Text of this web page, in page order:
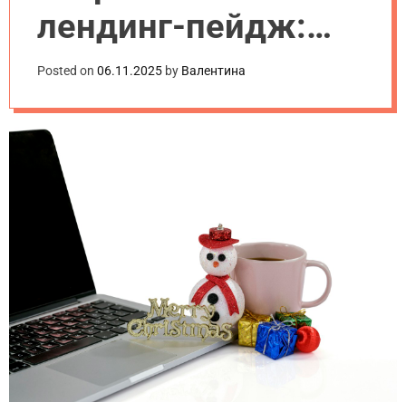
лендинг-пейдж:
пошаговая
инструкция для
начинающих
Posted on 06.11.2025 by Валентина